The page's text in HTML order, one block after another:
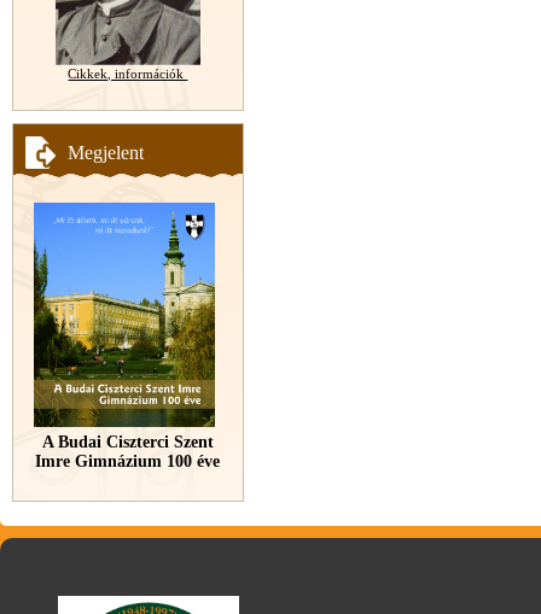
Cikkek, információk
Megjelent
A Budai Ciszterci Szent
Imre Gimnázium 100 éve